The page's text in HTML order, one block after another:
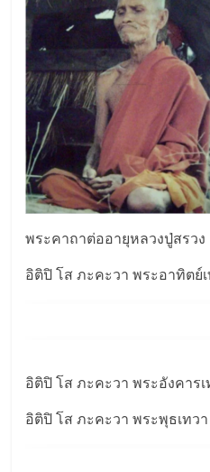
พระคาถาต่ออายุหลวงปู่สรวง
อิติปิ โส ภะคะวา พระอาทิต
อิติปิ โส ภะคะวา พระอังคา
อิติปิ โส ภะคะวา พระพุธเท